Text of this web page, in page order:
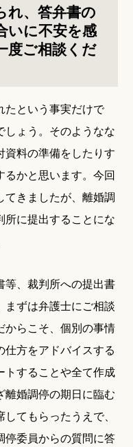
れ、答弁書の
いに不安を感
ご相談くだ
たという事実だけで
しょう。そのようなな
料の準備をしたりす
るかと思います。今回
てきましたが、離婚調
に提出することにな
等、裁判所への提出書
ずは弁護士にご相談
からこそ、個別の事情
方をアドバイスする
トすることや全て作成
婚調停の期日に臨む
てもらったうえで、
停委員からの質問に答